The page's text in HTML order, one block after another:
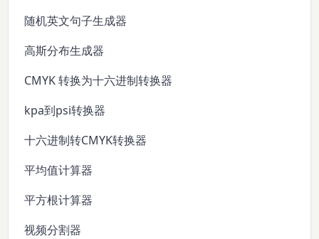
随机英文句子生成器
高斯分布生成器
CMYK 转换为十六进制转换器
kpa到psi转换器
十六进制转CMYK转换器
平均值计算器
平方根计算器
视频分割器